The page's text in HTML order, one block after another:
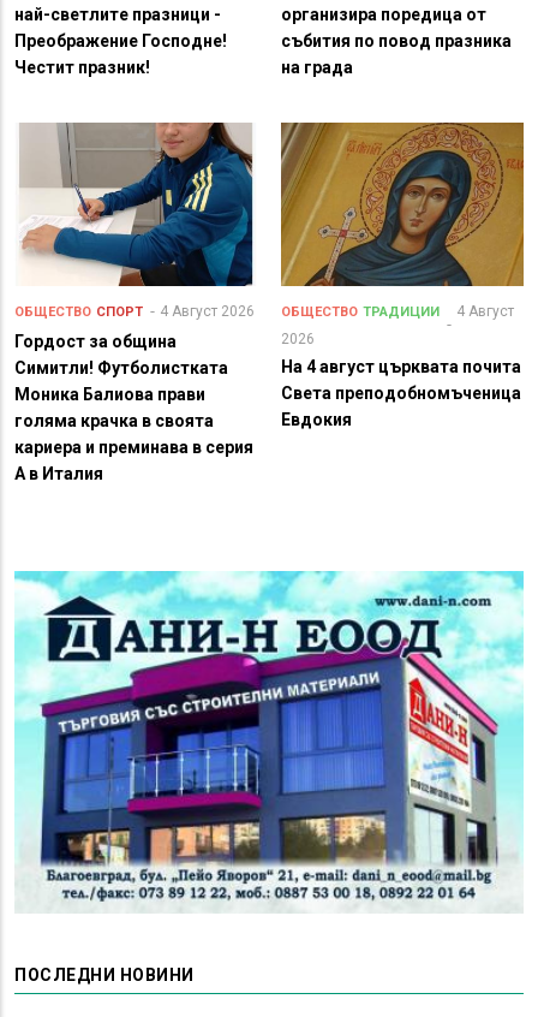
най-светлите празници -
Преображение Господне!
Честит празник!
организира поредица от
събития по повод празника
на града
ОБЩЕСТВО СПОРТ 4 Август 2026
Гордост за община
Симитли! Футболистката
Моника Балиова прави
голяма крачка в своята
кариера и преминава в серия
А в Италия
ОБЩЕСТВО ТРАДИЦИИ
4 Август
2026
На 4 август църквата почита
Света преподобномъченица
Евдокия
ПОСЛЕДНИ НОВИНИ